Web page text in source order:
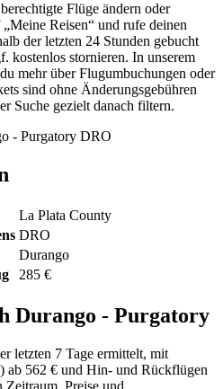
Flüge ändern oder
Reisen“ und rufe deinen
der letzten 24 Stunden gebucht
kostenlos stornieren. In unserem
mehr über Flugumbuchungen oder
sind ohne Änderungsgebühren
Suche gezielt danach filtern.
- Purgatory DRO
La Plata County
DRO
Durango
285 €
Durango - Purgatory
letzten 7 Tage ermittelt, mit
ab 562 € und Hin- und Rückflügen
Zeitraum. Preise und